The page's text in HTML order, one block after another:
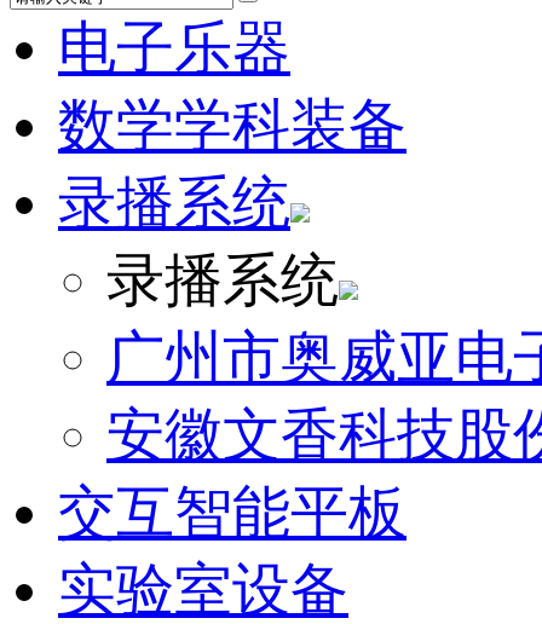
电子乐器
数学学科装备
录播系统
录播系统
广州市奥威亚电
安徽文香科技股
交互智能平板
实验室设备